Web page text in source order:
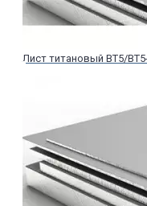
Лист титановый ВТ5/